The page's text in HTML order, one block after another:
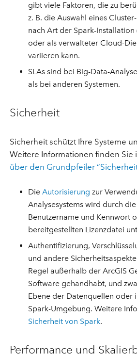
gibt viele Faktoren, die zu
z. B. die Auswahl eines
nach Art der Spark-
oder als verwalteter Cloud-
variieren kann.
SLAs sind bei Big-Data-
als bei anderen Systemen.
Sicherheit
Sicherheit schützt Ihre Systeme
Weitere Informationen finden Sie
über den Grundpfeiler
DieAutorisierung zur
Analysesystems wird durch
Benutzername und Kennwort
bereitgestellten Lizenzdatei
Authentifizierung,
und andere
Regel außerhalb der ArcGIS
Software gehandhabt, und
Ebene der Datenquellen oder
Spark-Umgebung. Weitere
Sicherheit von Spark.
Performance und